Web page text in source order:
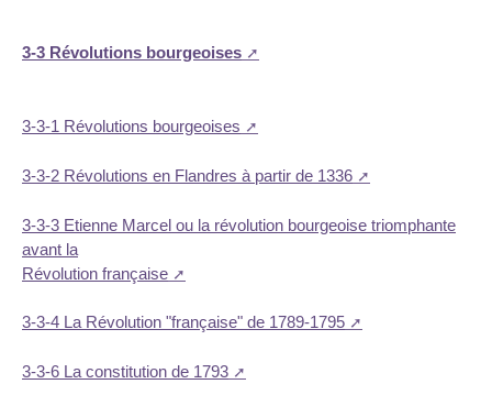
3-3 Révolutions bourgeoises
3-3-1 Révolutions bourgeoises
3-3-2 Révolutions en Flandres à partir de 1336
3-3-3 Etienne Marcel ou la révolution bourgeoise triomphante
avant la
Révolution française
3-3-4 La Révolution "française" de 1789-1795
3-3-6 La constitution de 1793